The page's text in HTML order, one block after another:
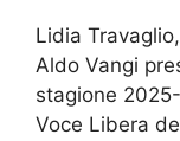
Lidia
Aldo Vangi
stagione
Voce Libera